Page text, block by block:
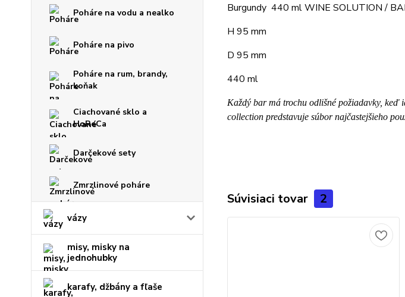
Poháre na vodu a nealko
Poháre na pivo
Poháre na rum, brandy,
koňak
Ciachované sklo a
HoReCa
Darčekové sety
Zmrzlinové poháre
vázy
misy, misky na
jednohubky
karafy, džbány a fľaše
Burgundy 440 ml WINE SOLUTION /
H 95 mm
D 95 mm
440 ml
Každý bar má trochu odlišné požiadavky, keď
collection predstavuje súbor najčastejšieho
Súvisiaci tovar 2